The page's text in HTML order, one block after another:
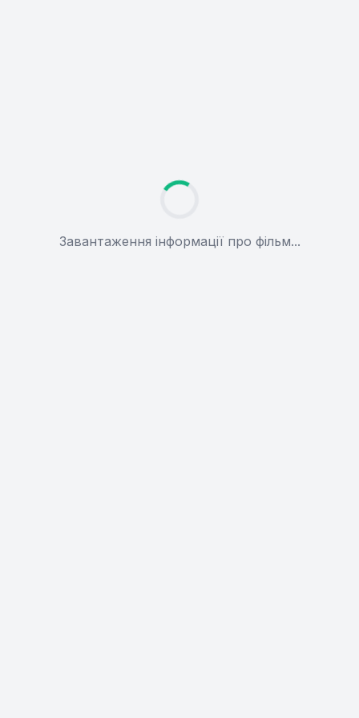
Завантаження інформації про фільм...